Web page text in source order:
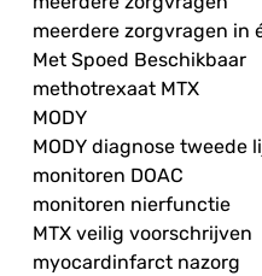
meerdere zorgvragen in
Met Spoed Beschikbaar
methotrexaat MTX
MODY
MODY diagnose tweede
monitoren DOAC
monitoren nierfunctie
MTX veilig voorschrijven
myocardinfarct nazorg